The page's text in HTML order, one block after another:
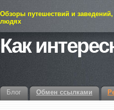
Обзоры путешествий и
людях
Как
Блог Обмен ссылками